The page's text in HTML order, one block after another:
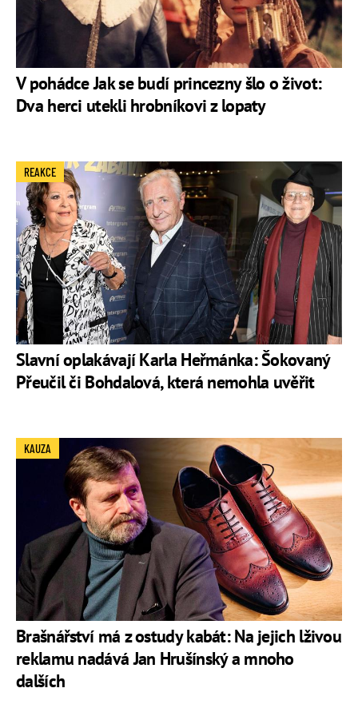
V pohádce Jak se budí princezny šlo o život:
Dva herci utekli hrobníkovi z lopaty
Slavní oplakávají Karla Heřmánka: Šokovaný
Přeučil či Bohdalová, která nemohla uvěřit
REAKCE
Brašnářství má z ostudy kabát: Na jejich lživou
reklamu nadává Jan Hrušínský a mnoho
dalších
KAUZA